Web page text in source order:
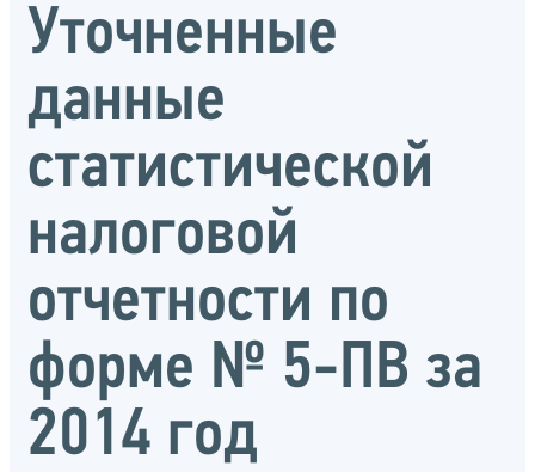
Уточненные
данные
статистической
налоговой
отчетности по
форме № 5-ПВ за
2014 год